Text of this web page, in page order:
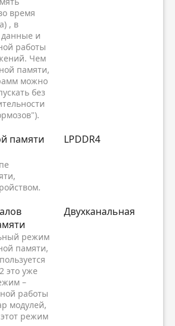
время
, в
данные и
работы
Чем
памяти,
можно
без
памяти
LPDDR4
режим
памяти,
это уже
–
работы
модулей,
режим
Двухканальная